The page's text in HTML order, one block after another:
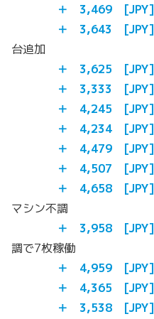
＋ 3,469 [JPY]
＋ 3,643 [JPY]
台追加
＋ 3,625 [JPY]
＋ 3,333 [JPY]
＋ 4,245 [JPY]
＋ 4,234 [JPY]
＋ 4,479 [JPY]
＋ 4,507 [JPY]
＋ 4,658 [JPY]
マシン不調
＋ 3,958 [JPY]
調で7枚稼働
＋ 4,959 [JPY]
＋ 4,365 [JPY]
＋ 3,538 [JPY]